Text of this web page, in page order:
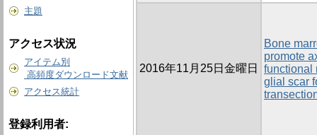
主題
アクセス状況
アイテム別
高頻度ダウンロード文献
アクセス統計
登録利用者:
2016年11月25日金曜日
Bone
promote
functional
glial scar